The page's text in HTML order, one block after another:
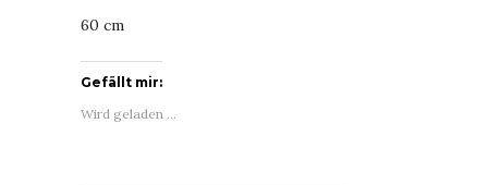
60 cm
Gefällt mir:
Wird geladen …